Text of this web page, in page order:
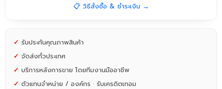
📋 วิธีสั่งซื้อ & ชำระเงิน →
✓ รับประกันคุณภาพสินค้า
✓ จัดส่งทั่วประเทศ
✓ บริการหลังการขาย โดยทีมงานมืออาชีพ
✓ ตัวแทนจำหน่าย / องค์กร · รับเครดิตเทอม